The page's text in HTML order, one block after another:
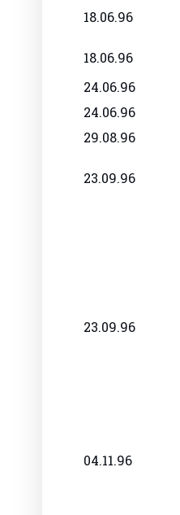
18.06.96
18.06.96
24.06.96
24.06.96
29.08.96
23.09.96
23.09.96
04.11.96